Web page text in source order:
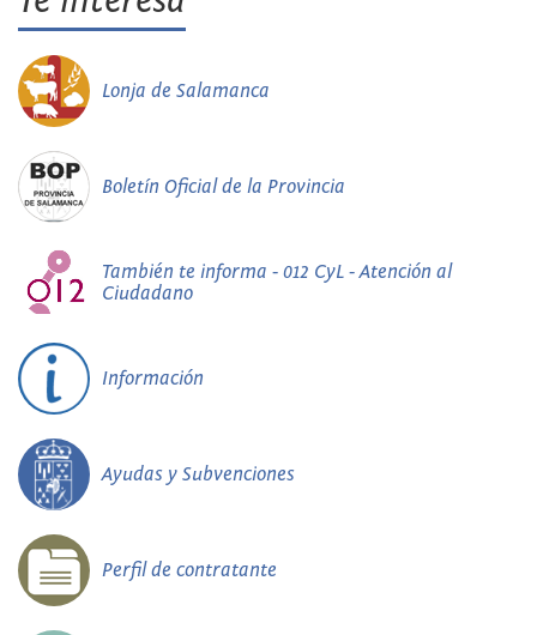
Lonja de Salamanca
Boletín Oficial de la Provincia
También te informa - 012 CyL - Atención al
Ciudadano
Información
Ayudas y Subvenciones
Perfil de contratante